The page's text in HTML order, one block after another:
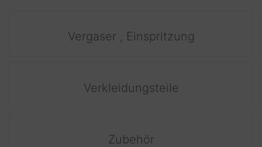
Vergaser , Einspritzung
Verkleidungsteile
Zubehör